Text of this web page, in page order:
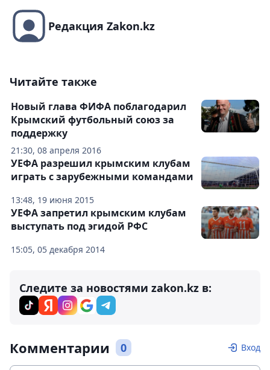
Редакция Zakon.kz
Читайте также
21:30, 08 апреля 2016
Новый глава ФИФА поблагодарил
Крымский футбольный союз за
поддержку
13:48, 19 июня 2015
УЕФА разрешил крымским клубам
играть с зарубежными командами
15:05, 05 декабря 2014
УЕФА запретил крымским клубам
выступать под эгидой РФС
Следите за новостями zakon.kz в:
Комментарии 0 Вход